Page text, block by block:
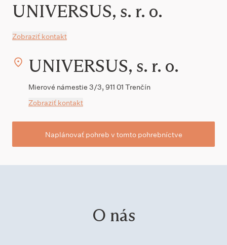
UNIVERSUS, s. r. o.
Zobraziť kontakt
UNIVERSUS, s. r. o.
Mierové námestie 3/3, 911 01 Trenčín
Zobraziť kontakt
Naplánovať pohreb v tomto pohrebníctve
O nás